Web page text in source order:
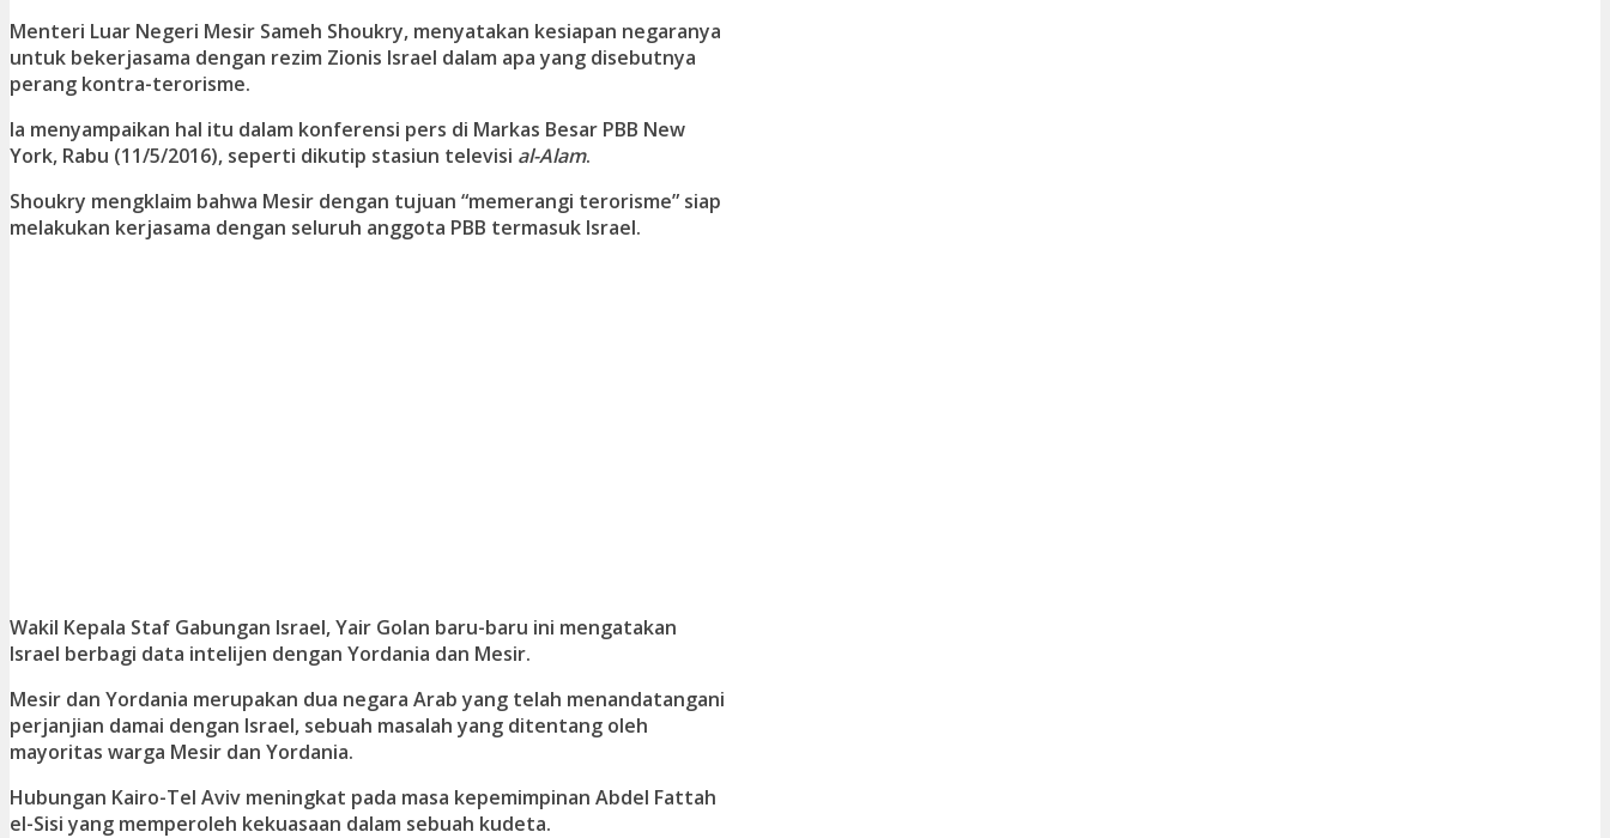
Menteri Luar Negeri Mesir Sameh Shoukry, menyatakan kesiapan negaranya
untuk bekerjasama dengan rezim Zionis Israel dalam apa yang disebutnya
perang kontra-terorisme.
Ia menyampaikan hal itu dalam konferensi pers di Markas Besar PBB New
York, Rabu (11/5/2016), seperti dikutip stasiun televisi al-Alam.
Shoukry mengklaim bahwa Mesir dengan tujuan “memerangi terorisme” siap
melakukan kerjasama dengan seluruh anggota PBB termasuk Israel.
Wakil Kepala Staf Gabungan Israel, Yair Golan baru-baru ini mengatakan
Israel berbagi data intelijen dengan Yordania dan Mesir.
Mesir dan Yordania merupakan dua negara Arab yang telah menandatangani
perjanjian damai dengan Israel, sebuah masalah yang ditentang oleh
mayoritas warga Mesir dan Yordania.
Hubungan Kairo-Tel Aviv meningkat pada masa kepemimpinan Abdel Fattah
el-Sisi yang memperoleh kekuasaan dalam sebuah kudeta.